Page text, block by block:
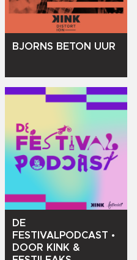
BJORNS BETON UUR
DE
FESTIVALPODCAST •
DOOR KINK &